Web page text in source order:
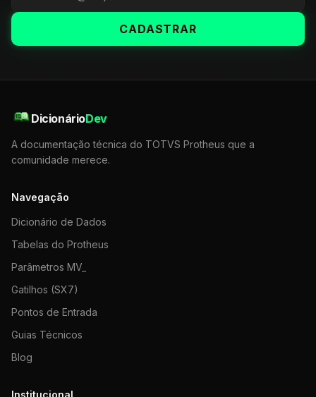
CADASTRAR
DicionárioDev
A documentação técnica do TOTVS Protheus que a
comunidade merece.
Navegação
Dicionário de Dados
Tabelas do Protheus
Parâmetros MV_
Gatilhos (SX7)
Pontos de Entrada
Guias Técnicos
Blog
Institucional